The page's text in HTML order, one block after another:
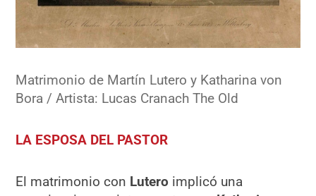
Matrimonio de Martín Lutero y Katharina von
Bora / Artista: Lucas Cranach The Old
LA ESPOSA DEL PASTOR
El matrimonio con Lutero implicó una